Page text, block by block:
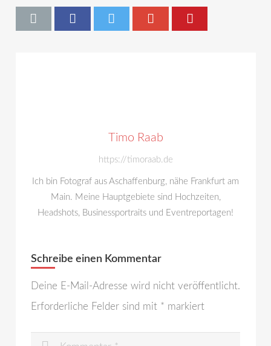
Timo Raab
https://timoraab.de
Ich bin Fotograf aus Aschaffenburg, nähe Frankfurt am
Main. Meine Hauptgebiete sind Hochzeiten,
Headshots, Businessportraits und Eventreportagen!
Schreibe einen Kommentar
Deine E-Mail-Adresse wird nicht veröffentlicht.
Erforderliche Felder sind mit * markiert